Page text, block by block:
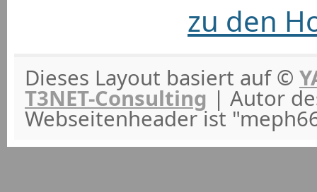
zu den
Dieses Layout basiert auf ©
T3NET-Consulting | Autor
Webseitenheader ist